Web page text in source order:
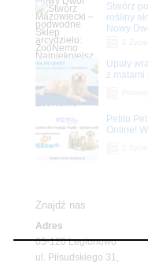
Stwórz
rośliny
Nowy
Upały
z matami
Petito
Online!
Znajdź nas
Adres
05-120 Legionowo
ul. Piłsudskiego 31,